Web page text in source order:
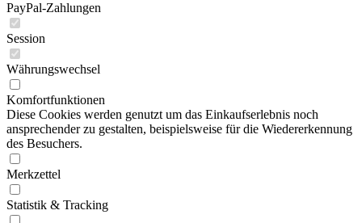
PayPal-Zahlungen
Session
Währungswechsel
Komfortfunktionen
Diese Cookies werden genutzt um das Einkaufserlebnis noch
ansprechender zu gestalten, beispielsweise für die Wiedererkennung
des Besuchers.
Merkzettel
Statistik & Tracking